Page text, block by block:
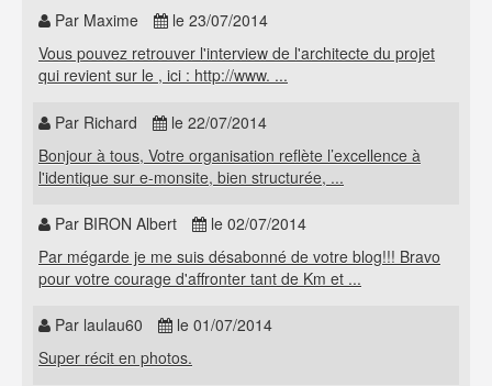
Par Maxime
le 23/07/2014
Vous pouvez retrouver l'interview de l'architecte du projet
qui revient sur le , ici : http://www. ...
Par Richard
le 22/07/2014
Bonjour à tous, Votre organisation reflète l’excellence à
l'identique sur e-monsite, bien structurée, ...
Par BIRON Albert
le 02/07/2014
Par mégarde je me suis désabonné de votre blog!!! Bravo
pour votre courage d'affronter tant de Km et ...
Par laulau60
le 01/07/2014
Super récit en photos.